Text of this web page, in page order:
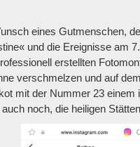
eines Gutmenschen,
und die Ereignisse am
erstellten
verschmelzen und auf
mit der Nummer 23
noch, die heiligen